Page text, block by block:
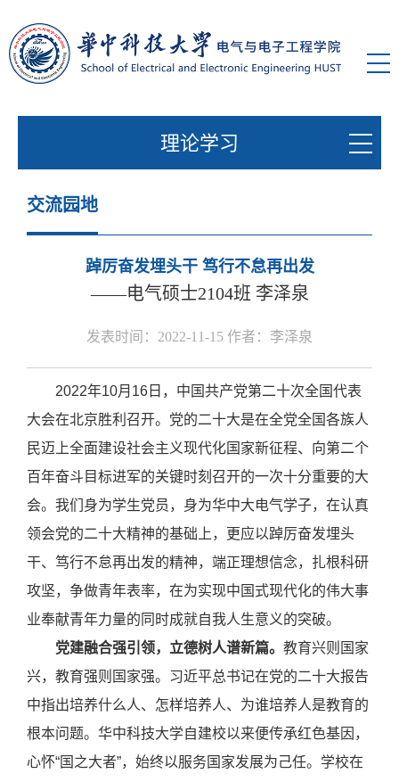
理论学习
交流园地
踔厉奋发埋头干 笃行不怠再出发
——电气硕士2104班 李泽泉
发表时间：2022-11-15 作者：李泽泉
2022年10月 16 日，中国共产党第二十次全国代表
大会在北京胜利召开。党的二十大是在全党全国各族人
民迈上全面建设社会主义现代化国家新征程、向第二个
百年奋斗目标进军的关键时刻召开的一次十分重要的大
会。我们身为学生党员，身为华中大电气学子，在认真
领会党的二十大精神的基础上，更应以踔厉奋发埋头
干、笃行不怠再出发的精神，端正理想信念，扎根科研
攻坚，争做青年表率，在为实现中国式现代化的伟大事
业奉献青年力量的同时成就自我人生意义的突破。
党建融合强引领，立德树人谱新篇。 教育兴则国家
兴，教育强则国家强。习近平总书记在党的二十大报告
中指出培养什么人、怎样培养人、为谁培养人是教育的
根本问题。华中科技大学自建校以来便传承红色基因，
心怀“国之大者”，始终以服务国家发展为己任。学校在